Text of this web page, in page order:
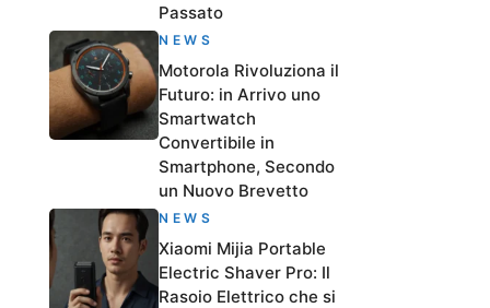
Passato
NEWS
Motorola Rivoluziona il
Futuro: in Arrivo uno
Smartwatch
Convertibile in
Smartphone, Secondo
un Nuovo Brevetto
NEWS
Xiaomi Mijia Portable
Electric Shaver Pro: Il
Rasoio Elettrico che si